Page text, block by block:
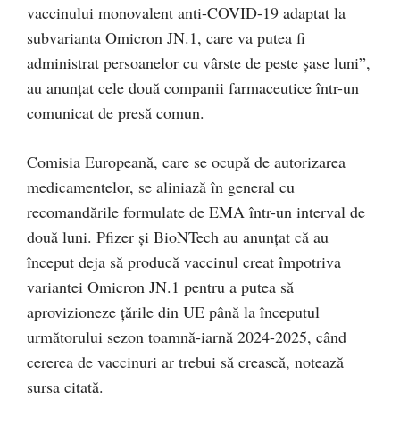
vaccinului monovalent anti-COVID-19 adaptat la
subvarianta Omicron JN.1, care va putea fi
administrat persoanelor cu vârste de peste şase luni”,
au anunţat cele două companii farmaceutice într-un
comunicat de presă comun.
Comisia Europeană, care se ocupă de autorizarea
medicamentelor, se aliniază în general cu
recomandările formulate de EMA într-un interval de
două luni. Pfizer şi BioNTech au anunţat că au
început deja să producă vaccinul creat împotriva
variantei Omicron JN.1 pentru a putea să
aprovizioneze ţările din UE până la începutul
următorului sezon toamnă-iarnă 2024-2025, când
cererea de vaccinuri ar trebui să crească, notează
sursa citată.